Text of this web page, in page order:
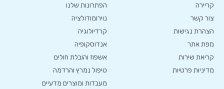
הפתרונות שלנו
נוירומודולציה
קרדיולוגיה
אנדוסקופיה
אשפוז והובלת חולים
טיפול נמרץ והרדמה
מעבדות ומוצרים מדעיים
קריירה
צור קשר
הצהרת נגישות
מפת אתר
קריאת שירות
מדיניות פרטיות